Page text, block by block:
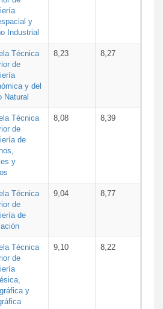
y
Industrial
Técnica
de
y del
Natural
8,23 8,27
Técnica
de
de
y
8,08 8,39
Técnica
de
de
9,04 8,77
Técnica
de
y
9,10 8,22